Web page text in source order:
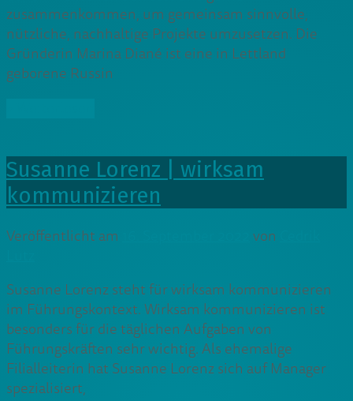
zusammenkommen, um gemeinsam sinnvolle,
nützliche, nachhaltige Projekte umzusetzen. Die
Gründerin Marina Diané ist eine in Lettland
geborene Russin
Susanne Lorenz | wirksam
kommunizieren
Veröffentlicht am von
Susanne Lorenz steht für wirksam kommunizieren
im Führungskontext. Wirksam kommunizieren ist
besonders für die täglichen Aufgaben von
Führungskräften sehr wichtig. Als ehemalige
Filialleiterin hat Susanne Lorenz sich auf Manager
spezialisiert,